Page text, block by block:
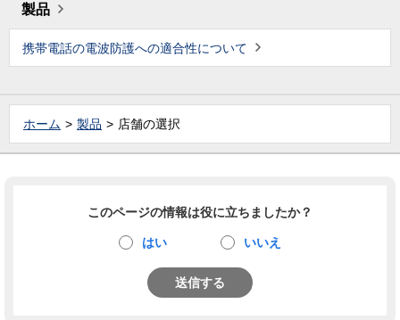
製品
携帯電話の電波防護への適合性について
ホーム 製品 店舗の選択
このページの情報は役に立ちましたか？
はい いいえ
送信する